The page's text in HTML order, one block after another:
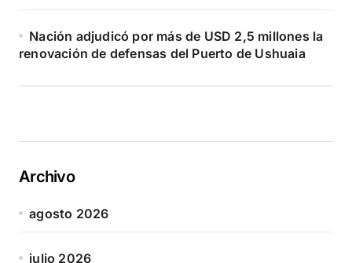
Nación adjudicó por más de USD 2,5 millones la
renovación de defensas del Puerto de Ushuaia
Archivo
agosto 2026
julio 2026